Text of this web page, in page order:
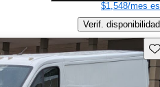
$1,548/mes
Verif. disponibilidad